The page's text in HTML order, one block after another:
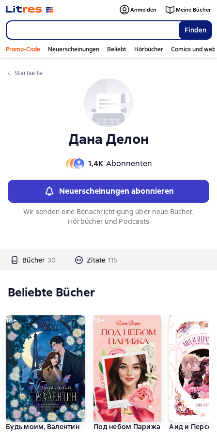
Finden
Anmelden Meine Bücher
Promo-Code Neuerscheinungen Beliebt Hörbücher Comics und
Startseite
Дана Делон
1,4К Abonnenten
Neuerscheinungen abonnieren
Wir senden eine Benachrichtigung über neue Bücher,
Hörbücher und Podcasts
Bücher 30 Zitate 115
Слайдер с книгами
Beliebte Bücher
18+
Будь моим, Валентин
18+
Под небом Парижа
Аид и
Слайдер с книгами